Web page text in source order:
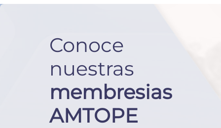
Conoce
nuestras
membresias
AMTOPE